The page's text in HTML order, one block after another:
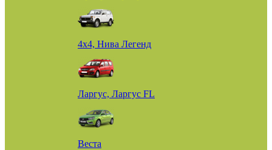
4х4, Нива Легенд
Ларгус, Ларгус FL
Веста